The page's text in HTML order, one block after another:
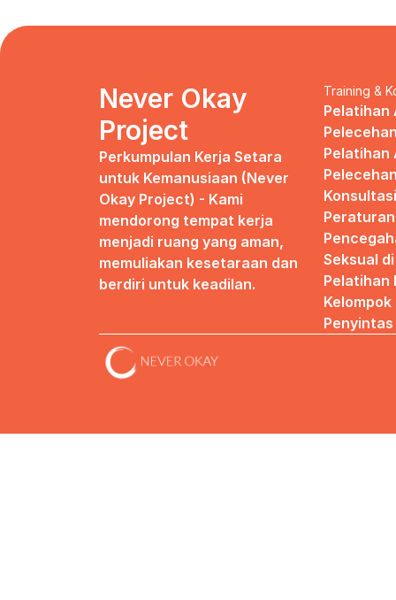
Never Okay
Project
Perkumpulan Kerja Setara
untuk Kemanusiaan (Never
Okay Project) - Kami
mendorong tempat kerja
menjadi ruang yang aman,
memuliakan kesetaraan dan
berdiri untuk keadilan.
Training &
Pelatihan
Pelatihan
Seksual
Pelatihan
Penyintas